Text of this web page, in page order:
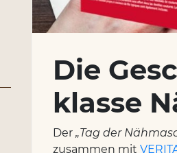
Die
klasse
Der„Tag der
zusammen mit